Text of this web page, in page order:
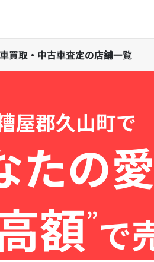
買取・中古車査定の店舗一覧
屋郡久山町で
たの
額”で